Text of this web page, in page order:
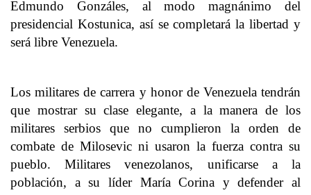
Edmundo Gonzáles, al modo magnánimo del
presidencial Kostunica, así se completará la libertad y
será libre Venezuela.
Los militares de carrera y honor de Venezuela tendrán
que mostrar su clase elegante, a la manera de los
militares serbios que no cumplieron la orden de
combate de Milosevic ni usaron la fuerza contra su
pueblo. Militares venezolanos, unificarse a la
población, a su líder María Corina y defender al